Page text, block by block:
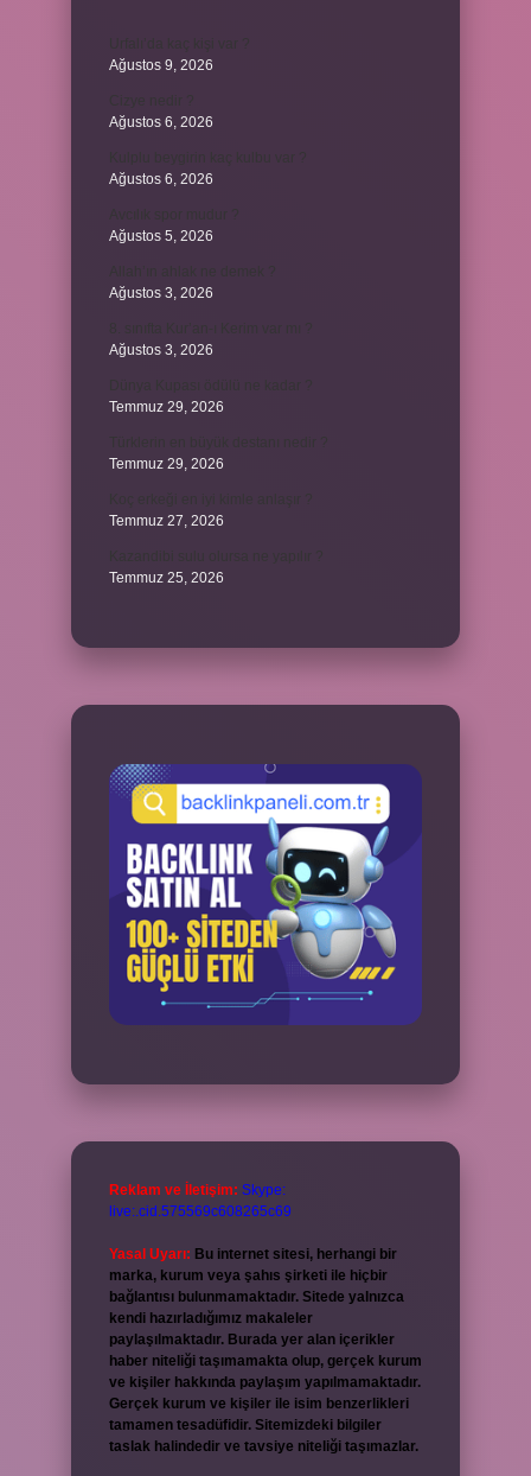
Ağustos 9, 2026
Ağustos 6, 2026
Ağustos 6, 2026
Ağustos 5, 2026
Ağustos 3, 2026
Ağustos 3, 2026
Temmuz 29, 2026
Temmuz 29, 2026
Temmuz 27, 2026
Temmuz 25, 2026
Reklam ve İletişim: Skype:
live:.cid.575569c608265c69
Yasal Uyarı: Bu internet sitesi, herhangi bir
marka, kurum veya şahıs şirketi ile hiçbir
bağlantısı bulunmamaktadır. Sitede yalnızca
kendi hazırladığımız makaleler
paylaşılmaktadır. Burada yer alan içerikler
haber niteliği taşımamakta olup, gerçek kurum
ve kişiler hakkında paylaşım yapılmamaktadır.
Gerçek kurum ve kişiler ile isim benzerlikleri
tamamen tesadüfidir. Sitemizdeki bilgiler
taslak halindedir ve tavsiye niteliği taşımazlar.